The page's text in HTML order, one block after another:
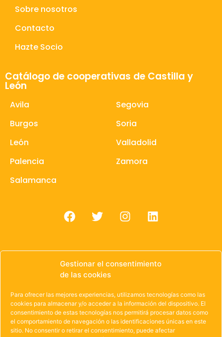
Gestionar el consentimiento
de las cookies
Para ofrecer las mejores experiencias, utilizamos tecnologías como las
cookies para almacenar y/o acceder a la información del dispositivo. El
consentimiento de estas tecnologías nos permitirá procesar datos como
el comportamiento de navegación o las identificaciones únicas en este
sitio. No consentir o retirar el consentimiento, puede afectar
Sobre nosotros
Contacto
Hazte Socio
Catálogo de cooperativas de Castilla y
León
Avila
Burgos
León
Palencia
Salamanca
Segovia
Soria
Valladolid
Zamora
© 1985 – 2021 | OWEN Unión de Cooperativas de
Trabajo de Castilla y León
Aviso Legal·Política de Privacidad·Política de
Cookies